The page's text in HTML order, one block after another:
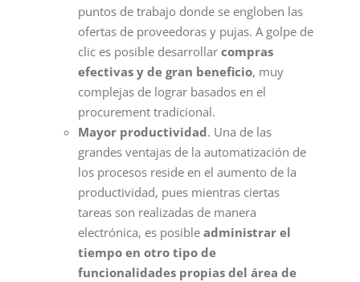
puntos de trabajo donde se engloben las
ofertas de proveedoras y pujas. A golpe de
clic es posible desarrollar compras
efectivas y de gran beneficio, muy
complejas de lograr basados en el
procurement tradicional.
Mayor productividad. Una de las
grandes ventajas de la automatización de
los procesos reside en el aumento de la
productividad, pues mientras ciertas
tareas son realizadas de manera
electrónica, es posible administrar el
tiempo en otro tipo de
funcionalidades propias del área de